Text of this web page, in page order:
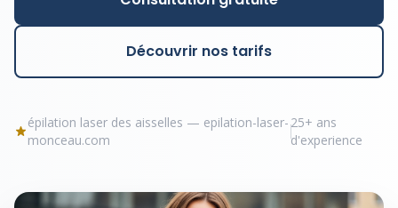
Découvrir nos tarifs
épilation laser des aisselles — epilation-laser-
monceau.com
25+ ans
d'experience